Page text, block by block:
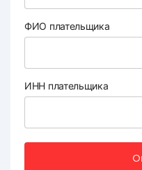
ФИО плательщика
ИНН плательщика